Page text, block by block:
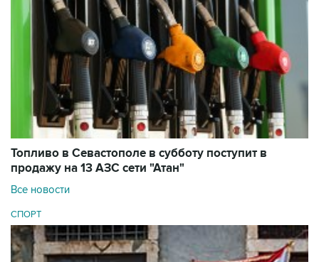
Топливо в Севастополе в субботу поступит в
продажу на 13 АЗС сети "Атан"
Все новости
СПОРТ